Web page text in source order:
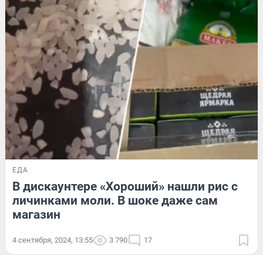
ЕДА
В дискаунтере «Хороший» нашли рис с
личинками моли. В шоке даже сам
магазин
4 сентября, 2024, 13:55 3 790 17